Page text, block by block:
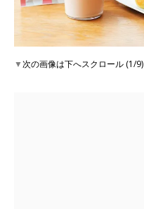
▼次の画像は下へスクロール (1/9)